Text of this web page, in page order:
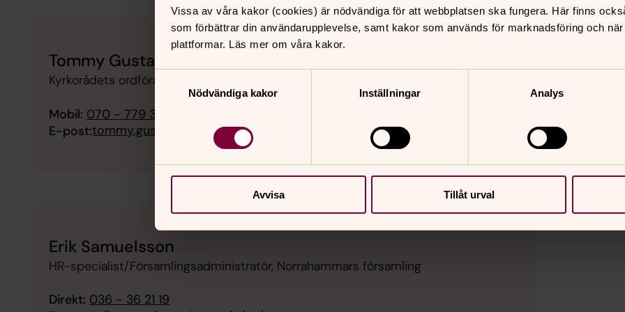
Vissa av våra kakor (cookies) är nödvändiga för att webbplatsen ska fungera. Här finns
som förbättrar din användarupplevelse, samt kakor som används för marknadsföring och
plattformar. Läs mer om våra kakor.
Samtyckesval
Nödvändiga kakor
Inställningar Analys
Avvisa Tillåt urval
Tommy Gustafsson
Kyrkorådets ordförande, Norrahammars församling
Mobil: 070 - 779 33 48
E-post:tommy.gustafsson@mejegard.net
Erik Samuelsson
HR-specialist/Församlingsadministratör, Norrahammars församling
Direkt: 036 - 36 21 19